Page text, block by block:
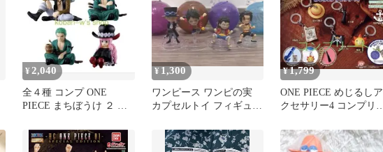
¥ 2,040
全４種 コンプ ONE
PIECE まちぼうけ ２ ワ
¥ 1,300
ワンピース ワンピの実
カプセルトイ フィギュア
¥1,799
ONE PIECE めじるしア
クセサリー4 コンプリー